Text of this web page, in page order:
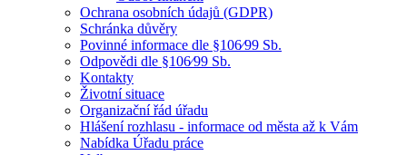
Ochrana osobních údajů (GDPR)
Schránka důvěry
Povinné informace dle §106⁄99 Sb.
Odpovědi dle §106⁄99 Sb.
Kontakty
Životní situace
Organizační řád úřadu
Hlášení rozhlasu - informace od města až k Vám
Nabídka Úřadu práce